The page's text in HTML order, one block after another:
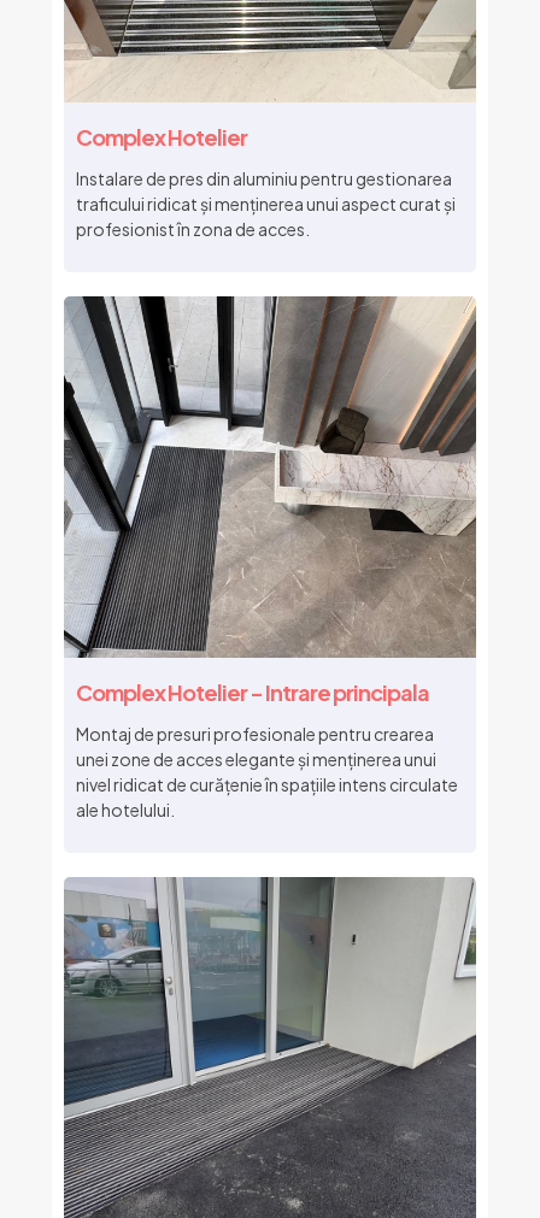
Complex Hotelier
Instalare de pres din aluminiu pentru gestionarea
traficului ridicat și menținerea unui aspect curat și
profesionist în zona de acces.
Complex Hotelier - Intrare principala
Montaj de presuri profesionale pentru crearea
unei zone de acces elegante și menținerea unui
nivel ridicat de curățenie în spațiile intens circulate
ale hotelului.